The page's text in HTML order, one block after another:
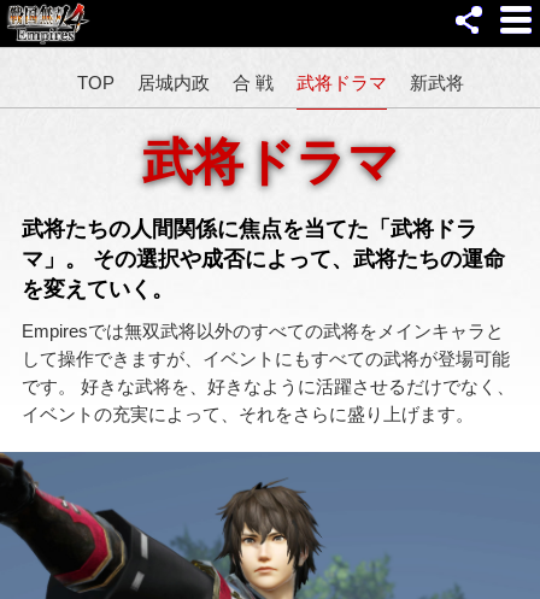
TOP 居城内政 合 戦 武将ドラマ 新武将
武将ドラマ
武将たちの人間関係に焦点を当てた「武将ドラ
マ」。
その選択や成否によって、武将たちの運命
を変えていく。
Empiresでは無双武将以外のすべての武将をメインキャラと
して操作できますが、イベントにもすべての武将が登場可能
です。 好きな武将を、好きなように活躍させるだけでなく、
イベントの充実によって、それをさらに盛り上げます。